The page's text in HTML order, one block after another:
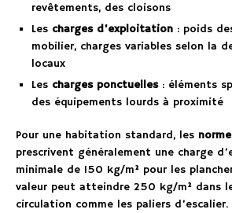
revêtements, des cloisons
Les charges d’exploitation : poids
mobilier, charges variables selon la
locaux
Les charges ponctuelles: éléments
des équipements lourds à proximité
Pour une habitation standard, les
prescrivent généralement une charge
minimale de 150 kg/m² pour les
valeur peut atteindre 250 kg/m² dans
circulation comme les paliers d’escalier.